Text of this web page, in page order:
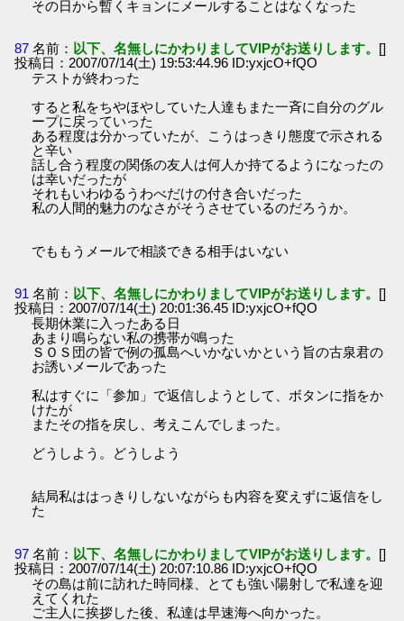
その日から暫くキョンにメールすることはなくなった
87 名前： 以下、名無しにかわりましてVIPがお送りします。 []
投稿日：2007/07/14(土) 19:53:44.96 ID:yxjcO+fQO
テストが終わった
すると私をちやほやしていた人達もまた一斉に自分のグル
ープに戻っていった
ある程度は分かっていたが、こうはっきり態度で示される
と辛い
話し合う程度の関係の友人は何人か持てるようになったの
は幸いだったが
それもいわゆるうわべだけの付き合いだった
私の人間的魅力のなさがそうさせているのだろうか。
でももうメールで相談できる相手はいない
91 名前： 以下、名無しにかわりましてVIPがお送りします。 []
投稿日：2007/07/14(土) 20:01:36.45 ID:yxjcO+fQO
長期休業に入ったある日
あまり鳴らない私の携帯が鳴った
ＳＯＳ団の皆で例の孤島へいかないかという旨の古泉君の
お誘いメールであった
私はすぐに「参加」で返信しようとして、ボタンに指をか
けたが
またその指を戻し、考えこんでしまった。
どうしよう。どうしよう
結局私ははっきりしないながらも内容を変えずに返信をし
た
97 名前： 以下、名無しにかわりましてVIPがお送りします。 []
投稿日：2007/07/14(土) 20:07:10.86 ID:yxjcO+fQO
その島は前に訪れた時同様、とても強い陽射しで私達を迎
えてくれた
ご主人に挨拶した後、私達は早速海へ向かった。